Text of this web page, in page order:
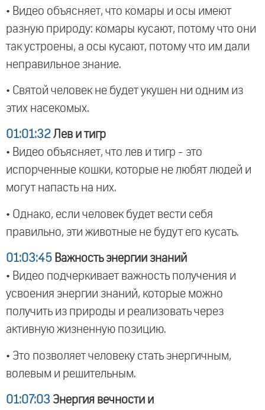
• Видео объясняет, что комары и осы имеют
разную природу: комары кусают, потому что они
так устроены, а осы кусают, потому что им дали
неправильное знание.
• Святой человек не будет укушен ни одним из
этих насекомых.
01:01:32 Лев и тигр
• Видео объясняет, что лев и тигр - это
испорченные кошки, которые не любят людей и
могут напасть на них.
• Однако, если человек будет вести себя
правильно, эти животные не будут его кусать.
01:03:45 Важность энергии знаний
• Видео подчеркивает важность получения и
усвоения энергии знаний, которые можно
получить из природы и реализовать через
активную жизненную позицию.
• Это позволяет человеку стать энергичным,
волевым и решительным.
01:07:03 Энергия вечности и